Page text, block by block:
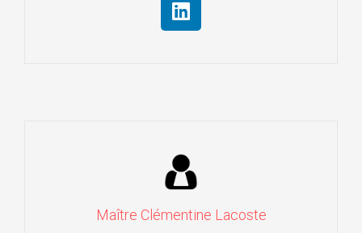
Maître Clémentine Lacoste